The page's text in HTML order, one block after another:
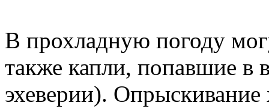
В прохладную погоду
также капли, попавшие в
эхеверии).